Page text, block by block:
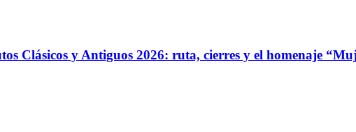
Clásicos y Antiguos 2026: ruta, cierres y el homenaje